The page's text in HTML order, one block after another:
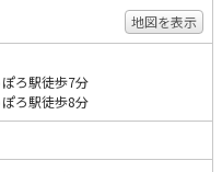
地図を表示
ろ駅徒歩7分
ろ駅徒歩8分